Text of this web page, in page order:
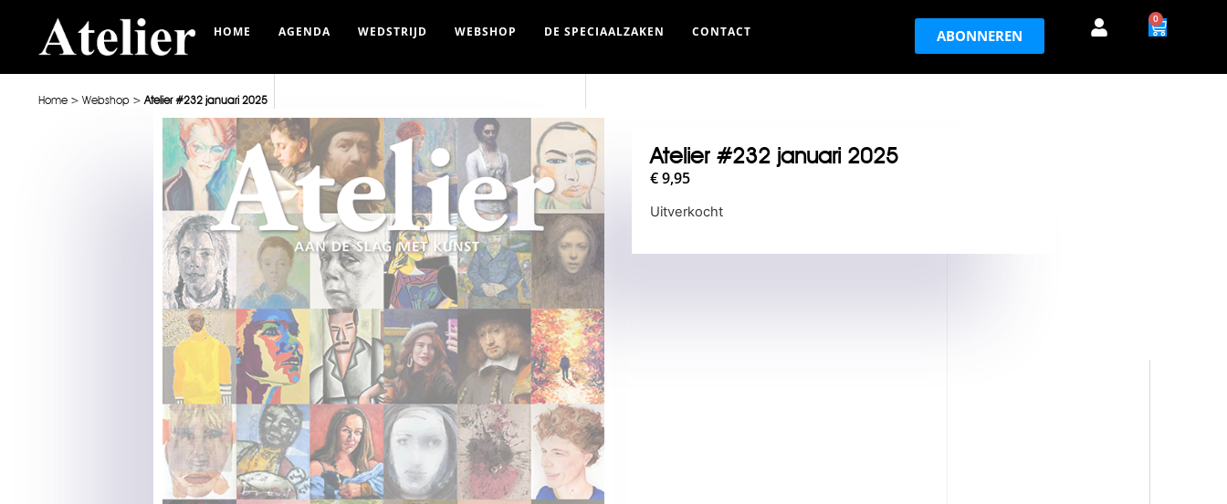
HOME AGENDA WEDSTRIJD WEBSHOP DE SPECIAALZAKEN CONTACT ABONNEREN
0
Home > Webshop > Atelier #232 januari 2025
Atelier #232 januari 2025
€9,95
Uitverkocht